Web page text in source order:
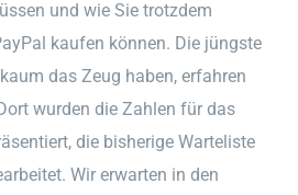
und wie Sie trotzdem
kaufen können. Die jüngste
das Zeug haben, erfahren
wurden die Zahlen für das
die bisherige Warteliste
Wir erwarten in den